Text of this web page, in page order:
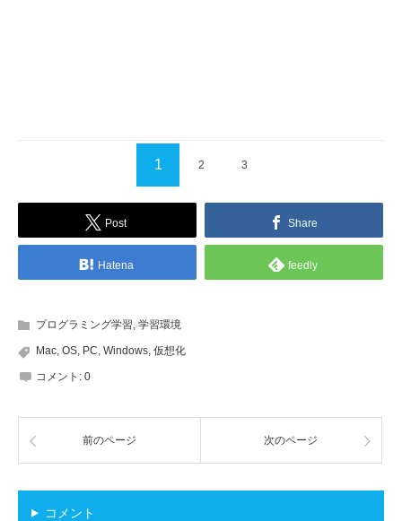
1 2 3
Post Share
Hatena feedly
プログラミング学習, 学習環境
Mac, OS, PC, Windows, 仮想化
コメント: 0
前のページ 次のページ
コメント